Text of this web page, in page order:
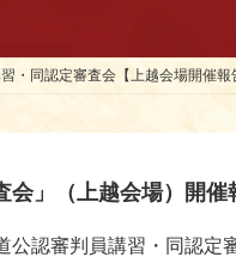
・同認定審査会【上越会場開催報
会」（上越会場）開催
認審判員講習・同認定